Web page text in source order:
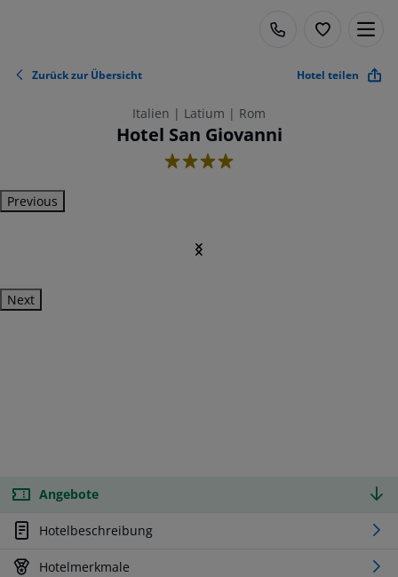
Zurück zur Übersicht Hotel teilen
Italien | Latium | Rom
Hotel San Giovanni
4
Previous
Next
Angebote
Hotelbeschreibung
Hotelmerkmale